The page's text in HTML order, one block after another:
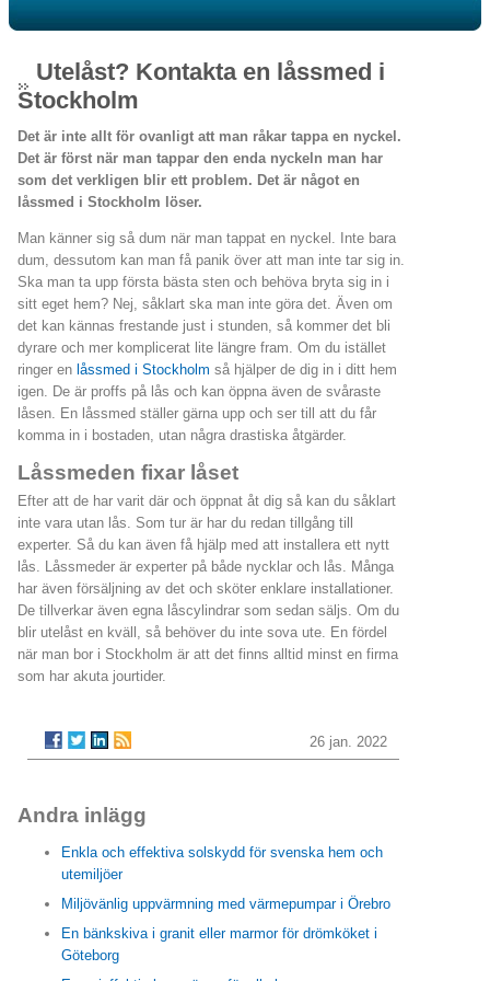
Utelåst? Kontakta en låssmed i
Stockholm
Det är inte allt för ovanligt att man råkar tappa en nyckel.
Det är först när man tappar den enda nyckeln man har
som det verkligen blir ett problem. Det är något en
låssmed i Stockholm löser.
Man känner sig så dum när man tappat en nyckel. Inte bara
dum, dessutom kan man få panik över att man inte tar sig in.
Ska man ta upp första bästa sten och behöva bryta sig in i
sitt eget hem? Nej, såklart ska man inte göra det. Även om
det kan kännas frestande just i stunden, så kommer det bli
dyrare och mer komplicerat lite längre fram. Om du istället
ringer en låssmed i Stockholm så hjälper de dig in i ditt hem
igen. De är proffs på lås och kan öppna även de svåraste
låsen. En låssmed ställer gärna upp och ser till att du får
komma in i bostaden, utan några drastiska åtgärder.
Låssmeden fixar låset
Efter att de har varit där och öppnat åt dig så kan du såklart
inte vara utan lås. Som tur är har du redan tillgång till
experter. Så du kan även få hjälp med att installera ett nytt
lås. Låssmeder är experter på både nycklar och lås. Många
har även försäljning av det och sköter enklare installationer.
De tillverkar även egna låscylindrar som sedan säljs. Om du
blir utelåst en kväll, så behöver du inte sova ute. En fördel
när man bor i Stockholm är att det finns alltid minst en firma
som har akuta jourtider.
26 jan. 2022
Andra inlägg
Enkla och effektiva solskydd för svenska hem och
utemiljöer
Miljövänlig uppvärmning med värmepumpar i Örebro
En bänkskiva i granit eller marmor för drömköket i
Göteborg